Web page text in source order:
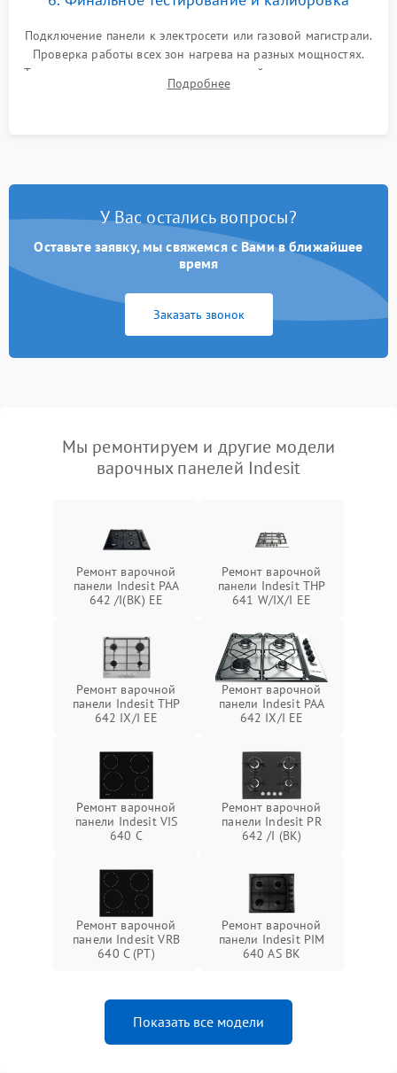
Подключение панели к электросети или газовой магистрали.
Проверка работы всех зон нагрева на разных мощностях.
Тестирование сенсорного управления, таймера, индикаторов
остаточного тепла и систем защиты от перегрева.
Подробнее
У Вас остались вопросы?
Оставьте заявку, мы свяжемся с Вами в ближайшее
время
Заказать звонок
Мы ремонтируем и другие модели
варочных панелей Indesit
Ремонт варочной
панели Indesit PAA
642 /I(BK) EE
Ремонт варочной
панели Indesit THP
641 W/IX/I EE
Ремонт варочной
панели Indesit THP
642 IX/I EE
Ремонт варочной
панели Indesit PAA
642 IX/I EE
Ремонт варочной
панели Indesit VIS
640 C
Ремонт варочной
панели Indesit PR
642 /I (BK)
Ремонт варочной
панели Indesit VRB
640 C (PT)
Ремонт варочной
панели Indesit PIM
640 AS BK
Показать все модели